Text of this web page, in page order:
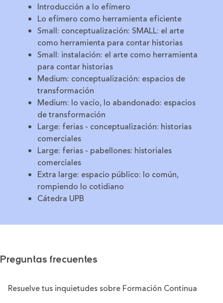
Introducción a lo efímero
Lo efímero como herramienta eficiente
Small: conceptualización: SMALL: el arte
como herramienta para contar historias
Small: instalación: el arte como herramienta
para contar historias
Medium: conceptualización: espacios de
transformación
Medium: lo vacío, lo abandonado: espacios
de transformación
Large: ferias - conceptualización: historias
comerciales
Large: ferias - pabellones: historiales
comerciales
Extra large: espacio público: lo común,
rompiendo lo cotidiano
Cátedra UPB
Preguntas frecuentes
Resuelve tus inquietudes sobre Formación Continua